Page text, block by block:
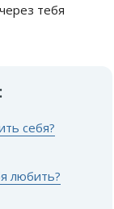
тебя
себя?
любить?